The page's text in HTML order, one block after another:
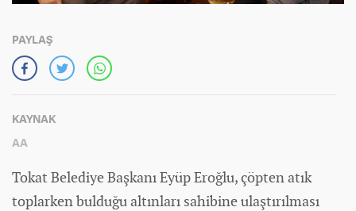
PAYLAŞ
KAYNAK
AA
Tokat Belediye Başkanı Eyüp Eroğlu, çöpten atık
toplarken bulduğu altınları sahibine ulaştırılması